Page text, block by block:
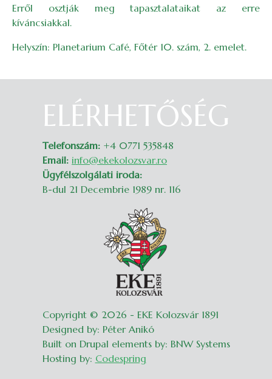
Erről osztják meg tapasztalataikat az erre
kíváncsiakkal.
Helyszín: Planetarium Café, Főtér 10. szám, 2. emelet.
ELÉRHETŐSÉG
Telefonszám: +4 0771 535848
Email: info@ekekolozsvar.ro
Ügyfélszolgálati iroda:
B-dul 21 Decembrie 1989 nr. 116
Copyright © 2026 - EKE Kolozsvár 1891
Designed by: Péter Anikó
Built on Drupal elements by: BNW Systems
Hosting by: Codespring